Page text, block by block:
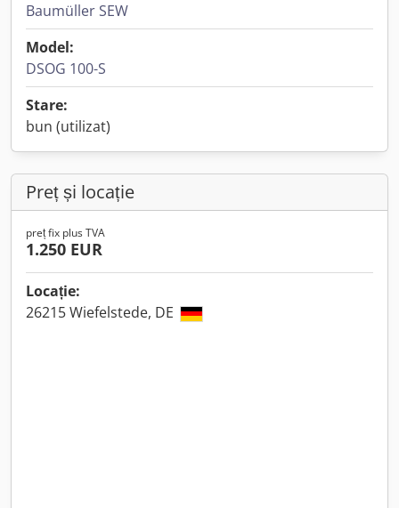
Baumüller SEW
Model:
DSOG 100-S
Stare:
bun (utilizat)
Preț și locație
preț fix plus TVA
1.250 EUR
Locație:
26215 Wiefelstede, DE